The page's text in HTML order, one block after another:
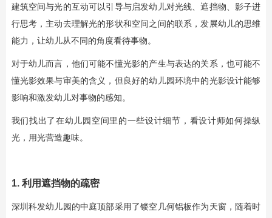
建筑空间与光的互动可以引导与启发幼儿对光线、遮挡物、影子进
行思考，主动去理解光的形状和空间之间的联系，发展幼儿的思维
能力，让幼儿从不同的角度看待事物。
对于幼儿而言，他们可能不懂光影的产生与表达的关系，也可能不
懂光影效果与审美的含义，但良好的幼儿园环境中的光影设计能够
影响和激发幼儿对事物的感知。
我们找出了在幼儿园空间里的一些设计细节，看设计师如何操纵
光，用光营造趣味。
1. 利用遮挡物的疏密
深圳科发幼儿园的中庭顶部采用了镂空几何铝板作为天窗，随着时